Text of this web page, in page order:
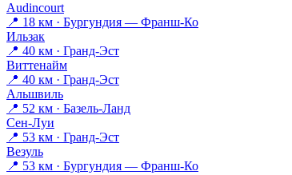
Audincourt
📍 18 км · Бургундия — Франш-Ко
Ильзак
📍 40 км · Гранд-Эст
Виттенайм
📍 40 км · Гранд-Эст
Альшвиль
📍 52 км · Базель-Ланд
Сен-Луи
📍 53 км · Гранд-Эст
Везуль
📍 53 км · Бургундия — Франш-Ко